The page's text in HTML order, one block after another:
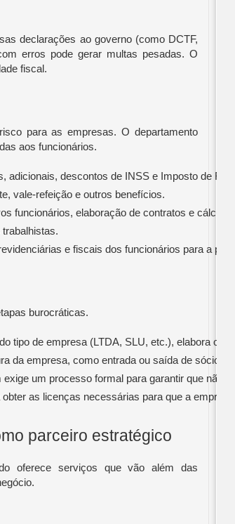
declarações ao governo (como DCTF,
erros pode gerar multas pesadas. O
fiscal.
para as empresas. O departamento
aos funcionários.
adicionais, descontos de INSS e Imposto de
vale-refeição e outros benefícios.
funcionários, elaboração de contratos e
e fiscais dos funcionários para a
burocráticas.
tipo de empresa (LTDA, SLU, etc.), elabora o
da empresa, como entrada ou saída de
um processo formal para garantir que não
as licenças necessárias para que a empresa
parceiro estratégico
oferece serviços que vão além das